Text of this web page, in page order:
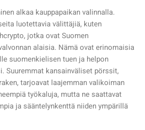
alkaa kauppapaikan valinnalla.
luotettavia välittäjiä, kuten
jotka ovat Suomen
alaisia. Nämä ovat erinomaisia
suomenkielisen tuen ja helpon
Suuremmat kansainväliset pörssit,
tarjoavat laajemman valikoiman
työkaluja, mutta ne saattavat
ja sääntelynkenttä niiden ympärillä